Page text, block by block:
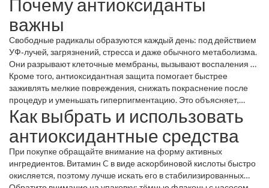
вредные частицы и сохраняют молодость кожи.
важны
Свободные радикалы образуются каждый день: под действием
УФ‑лучей, загрязнений, стресса и даже обычного метаболизма.
Они разрывают клеточные мембраны, вызывают воспаления и
ускоряют старение. Антиоксиданты «перехватывают» эти
частицы, не позволяя им повредить коллаген и эластин,
благодаря чему кожа остаётся упругой и здоровой.
Кроме того, антиоксидантная защита помогает быстрее
заживлять мелкие повреждения, снижать покраснение после
процедур и уменьшать гиперпигментацию. Это объясняет,
почему многие кремы с витамином C или феруловой кислотой
обещают более ровный тон и «свежий» вид.
Как выбрать и использовать
антиоксидантные средства
При покупке обращайте внимание на форму активных
ингредиентов. Витамин C в виде аскорбиновой кислоты быстро
окисляется, поэтому лучше искать его в стабилизированных